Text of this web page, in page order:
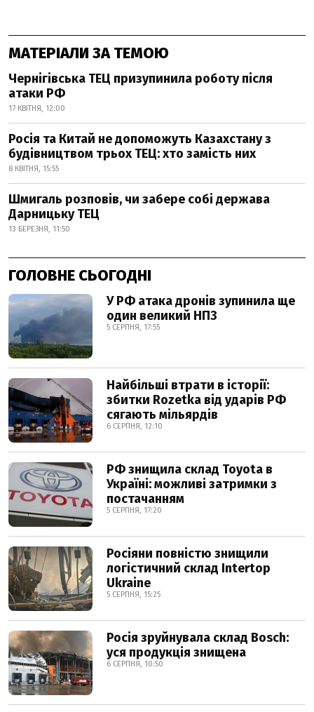
МАТЕРІАЛИ ЗА ТЕМОЮ
Чернігівська ТЕЦ призупинила роботу після
атаки РФ
17 КВІТНЯ, 12:00
Росія та Китай не допоможуть Казахстану з
будівництвом трьох ТЕЦ: хто замість них
8 КВІТНЯ, 15:55
Шмигаль розповів, чи забере собі держава
Дарницьку ТЕЦ
13 БЕРЕЗНЯ, 11:50
ГОЛОВНЕ СЬОГОДНІ
У РФ атака дронів зупинила ще
один великий НПЗ
5 СЕРПНЯ, 17:55
Найбільші втрати в історії:
збитки Rozetka від ударів РФ
сягають мільярдів
6 СЕРПНЯ, 12:10
РФ знищила склад Toyota в
Україні: можливі затримки з
постачанням
5 СЕРПНЯ, 17:20
Росіяни повністю знищили
логістичний склад Intertop
Ukraine
5 СЕРПНЯ, 15:25
Росія зруйнувала склад Bosch:
уся продукція знищена
6 СЕРПНЯ, 10:50